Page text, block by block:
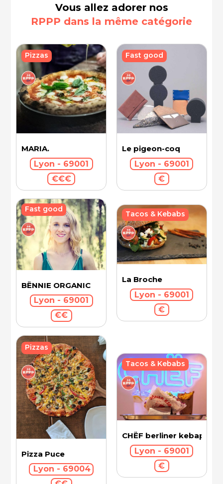
Vous allez adorer nos
RPPP dans la même catégorie
MARIA.
Lyon - 69001
€€€
Pizzas
Le pigeon-coq
Lyon - 69001
€
Fast good
BËNNIE ORGANIC
Lyon - 69001
€€
Fast good
La Broche
Lyon - 69001
€
Tacos & Kebabs
Pizza Puce
Lyon - 69004
Pizzas
CHËF berliner kebap
Lyon - 69001
€
Tacos & Kebabs